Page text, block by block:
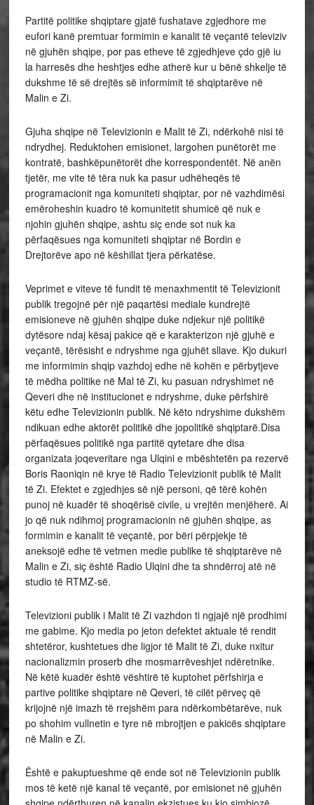
Partitë politike shqiptare gjatë fushatave zgjedhore me
eufori kanë premtuar formimin e kanalit të veçantë televiziv
në gjuhën shqipe, por pas etheve të zgjedhjeve çdo gjë iu
la harresës dhe heshtjes edhe atherë kur u bënë shkelje të
dukshme të së drejtës së informimit të shqiptarëve në
Malin e Zi.
Gjuha shqipe në Televizionin e Malit të Zi, ndërkohë nisi të
ndrydhej. Reduktohen emisionet, largohen punëtorët me
kontratë, bashkëpunëtorët dhe korrespondentët. Në anën
tjetër, me vite të tëra nuk ka pasur udhëheqës të
programacionit nga komuniteti shqiptar, por në vazhdimësi
emëroheshin kuadro të komunitetit shumicë që nuk e
njohin gjuhën shqipe, ashtu siç ende sot nuk ka
përfaqësues nga komuniteti shqiptar në Bordin e
Drejtorëve apo në këshillat tjera përkatëse.
Veprimet e viteve të fundit të menaxhmentit të Televizionit
publik tregojnë për një paqartësi mediale kundrejtë
emisioneve në gjuhën shqipe duke ndjekur një politikë
dytësore ndaj kësaj pakice që e karakterizon një gjuhë e
veçantë, tërësisht e ndryshme nga gjuhët sllave. Kjo dukuri
me informimin shqip vazhdoj edhe në kohën e përbytjeve
të mëdha politike në Mal të Zi, ku pasuan ndryshimet në
Qeveri dhe në institucionet e ndryshme, duke përfshirë
këtu edhe Televizionin publik. Në këto ndryshime dukshëm
ndikuan edhe aktorët politikë dhe jopolitikë shqiptarë.Disa
përfaqësues politikë nga partitë qytetare dhe disa
organizata joqeveritare nga Ulqini e mbështetën pa rezervë
Boris Raoniqin në krye të Radio Televizionit publik të Malit
të Zi. Efektet e zgjedhjes së një personi, që tërë kohën
punoj në kuadër të shoqërisë civile, u vrejtën menjëherë. Ai
jo që nuk ndihmoj programacionin në gjuhën shqipe, as
formimin e kanalit të veçantë, por bëri përpjekje të
aneksojë edhe të vetmen medie publike të shqiptarëve në
Malin e Zi, siç është Radio Ulqini dhe ta shndërroj atë në
studio të RTMZ-së.
Televizioni publik i Malit të Zi vazhdon ti ngjajë një prodhimi
me gabime. Kjo media po jeton defektet aktuale të rendit
shtetëror, kushtetues dhe ligjor të Malit të Zi, duke nxitur
nacionalizmin proserb dhe mosmarrëveshjet ndëretnike.
Në këtë kuadër është vështirë të kuptohet përfshirja e
partive politike shqiptare në Qeveri, të cilët përveç që
krijojnë një imazh të rrejshëm para ndërkombëtarëve, nuk
po shohim vullnetin e tyre në mbrojtjen e pakicës shqiptare
në Malin e Zi.
Është e pakuptueshme që ende sot në Televizionin publik
mos të ketë një kanal të veçantë, por emisionet në gjuhën